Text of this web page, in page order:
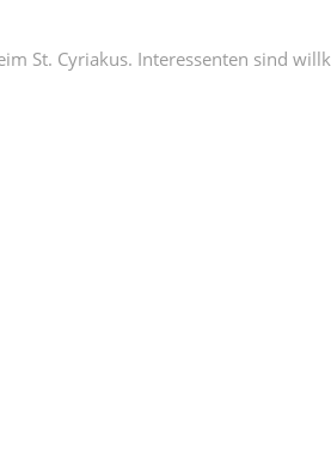
St. Cyriakus. Inter­es­senten sind